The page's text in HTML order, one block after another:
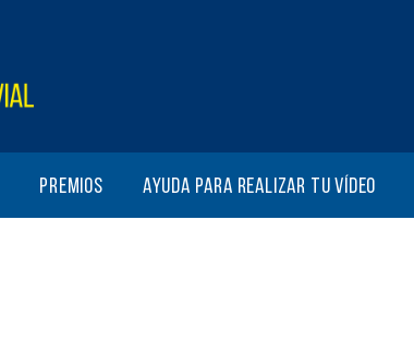
Premios Ayuda para realizar tu vídeo